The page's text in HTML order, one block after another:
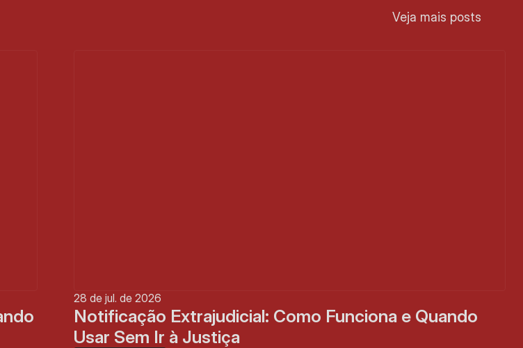
Veja mais posts
28 de jul. de 2026
Notificação Extrajudicial: Como Funciona e Quando
Usar Sem Ir à Justiça